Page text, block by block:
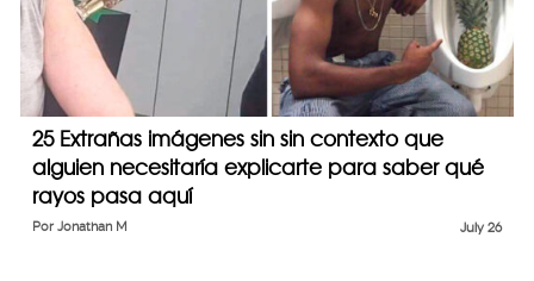
25 Extrañas imágenes sin sin contexto que
alguien necesitaría explicarte para saber qué
rayos pasa aquí
July 26
Por Jonathan M